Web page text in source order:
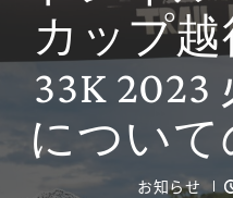
カップ
33K
につい
お知らせ